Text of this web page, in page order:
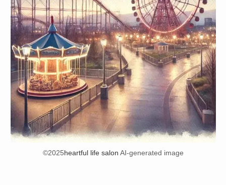
©2025heartful life salon AI-generated image